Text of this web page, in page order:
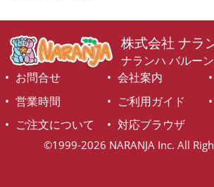
株式会社 ナラ
ナランハ バルー
お問合せ
会社案内
営業時間
ご利用ガイド
ご注文について
対応ブラウザ
©1999-2026 NARANJA Inc. All